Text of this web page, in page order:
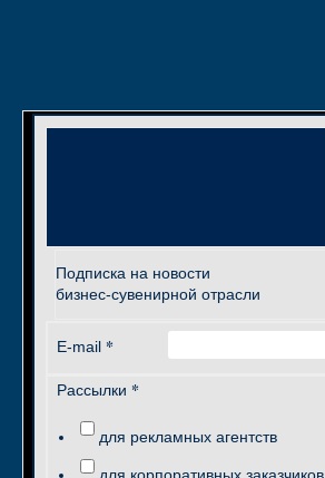
Подписка на новости
бизнес-сувенирной отрасли
E-mail *
Рассылки *
для рекламных агентств
для корпоративных заказчиков